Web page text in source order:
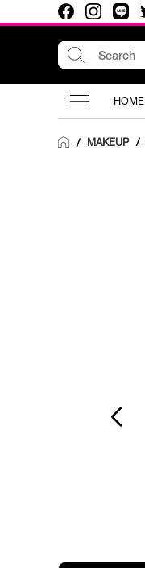
HOME
/ MAKEUP /